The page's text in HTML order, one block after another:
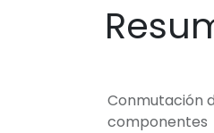
Conmutación
componentes